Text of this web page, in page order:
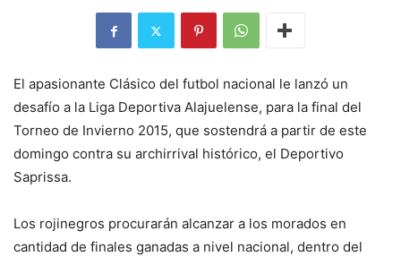
El apasionante Clásico del futbol nacional le lanzó un
desafío a la Liga Deportiva Alajuelense, para la final del
Torneo de Invierno 2015, que sostendrá a partir de este
domingo contra su archirrival histórico, el Deportivo
Saprissa.
Los rojinegros procurarán alcanzar a los morados en
cantidad de finales ganadas a nivel nacional, dentro del